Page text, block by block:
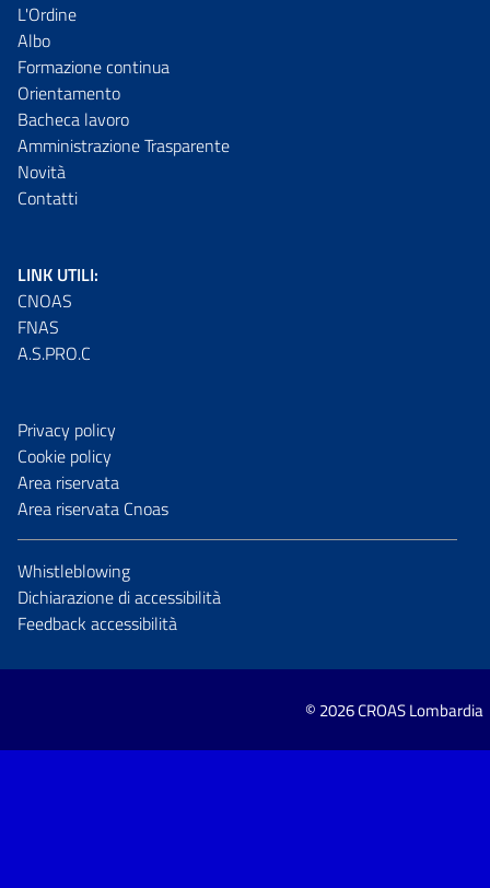
L'Ordine
Albo
Formazione continua
Orientamento
Bacheca lavoro
Amministrazione Trasparente
Novità
Contatti
LINK UTILI:
CNOAS
FNAS
A.S.PRO.C
Privacy policy
Cookie policy
Area riservata
Area riservata Cnoas
Whistleblowing
Dichiarazione di accessibilità
Feedback accessibilità
© 2026 CROAS Lombardia